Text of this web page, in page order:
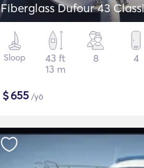
Fiberglass Dufour 43
Sloop
43 ft
13 m
8 4
$655 /yö